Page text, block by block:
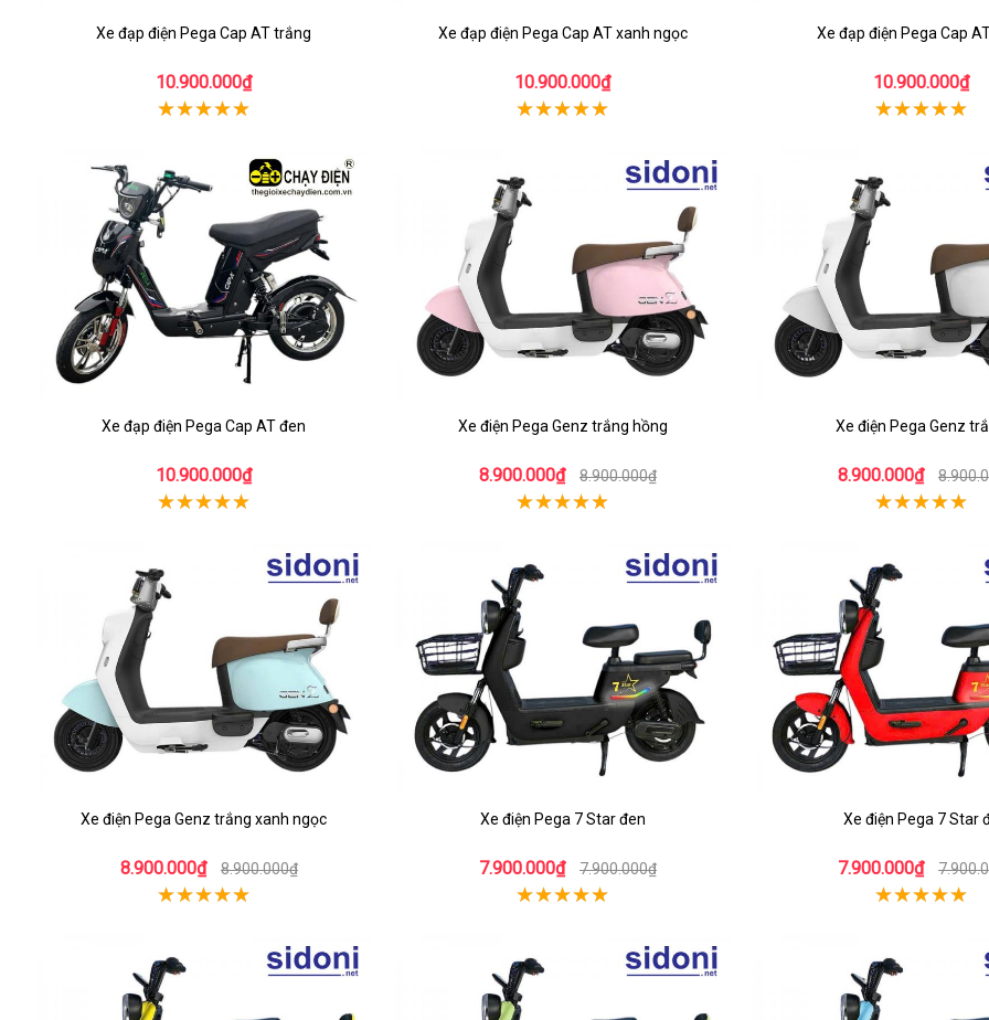
Xe đạp điện Pega Cap AT trắng
10.900.000₫
Xe đạp điện Pega Cap AT xanh ngọc
10.900.000₫
Xe đạp điện Pega Cap
10.900.000₫
Xe đạp điện Pega Cap AT đen
10.900.000₫
Xe điện Pega Genz trắng hồng
8.900.000₫ 8.900.000₫
Xe điện Pega Genz
8.900.000₫
Xe điện Pega Genz trắng xanh ngọc
8.900.000₫ 8.900.000₫
Xe điện Pega 7 Star đen
7.900.000₫ 7.900.000₫
Xe điện Pega 7 Star
7.900.000₫